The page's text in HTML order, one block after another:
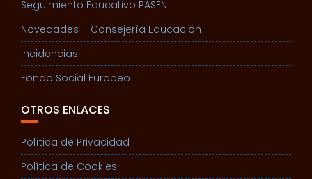
Seguimiento Educativo PASEN
Novedades – Consejería Educación
Incidencias
Fondo Social Europeo
OTROS ENLACES
Política de Privacidad
Política de Cookies